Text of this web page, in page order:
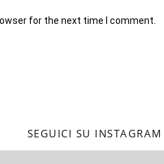
for the next time I comment.
SEGUICI SU INSTAGRAM